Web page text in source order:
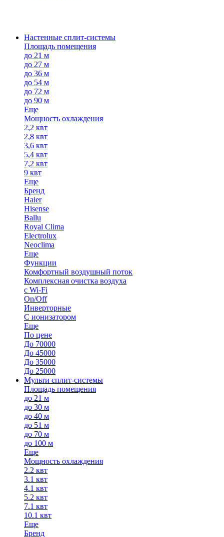
Настенные сплит-системы
Площадь помещения
до 21 м
до 27 м
до 36 м
до 54 м
до 72 м
до 90 м
Еще
Мощность охлаждения
2,2 квт
2,8 квт
3,6 квт
5,4 квт
7,2 квт
9 квт
Еще
Бренд
Haier
Hisense
Ballu
Royal Clima
Electrolux
Neoclima
Еще
Функции
Комфортный воздушный поток
Комплексная очистка воздуха
с Wi-Fi
On/Off
Инверторные
С ионизатором
Еще
По цене
До 70000
До 45000
До 35000
До 25000
Мульти сплит-системы
Площадь помещения
до 21 м
до 30 м
до 40 м
до 51 м
до 70 м
до 100 м
Еще
Мощность охлаждения
2.2 квт
3.1 квт
4.1 квт
5.2 квт
7.1 квт
10.1 квт
Еще
Бренд